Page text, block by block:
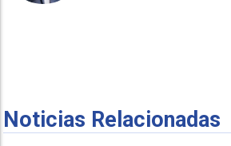
Noticias Relacionadas